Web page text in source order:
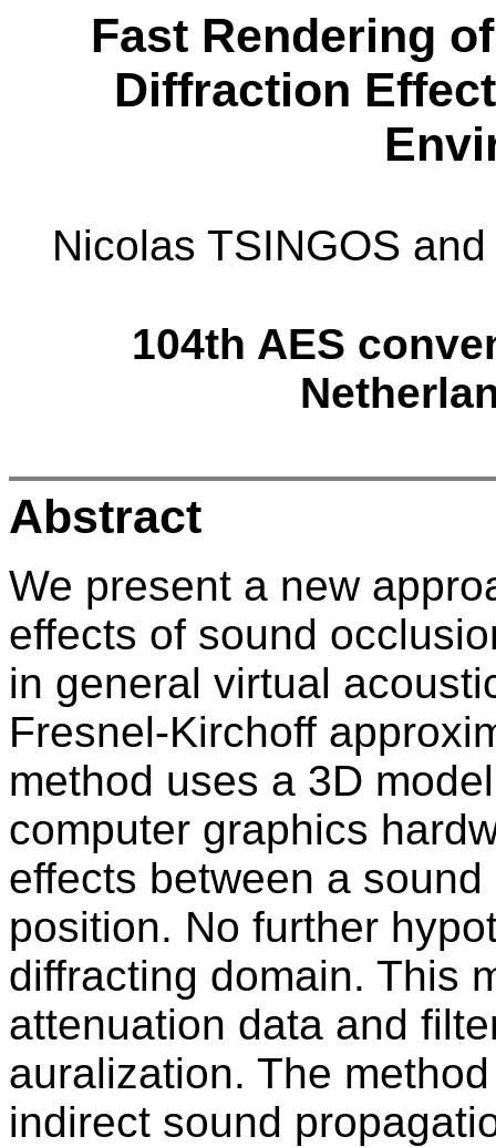
Fast Rendering
Diffraction
Nicolas TSINGOS
104th AES
Abstract
We present a new
effects of sound
in general virtual
Fresnel-Kirchoff
method uses a 3D
computer graphics
effects between a
position. No further
diffracting domain. This
attenuation data and
auralization. The
indirect sound